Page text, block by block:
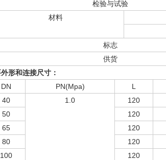
检验与试验
材料
标志
供货
形和连接尺寸：
DN
PN(Mpa) L
40
1.0 120
50
120
65
120
80
120
100
120